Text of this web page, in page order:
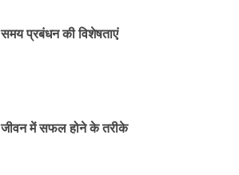
समय प्रबंधन की विशेषताएं
जीवन में सफल होने के तरीके